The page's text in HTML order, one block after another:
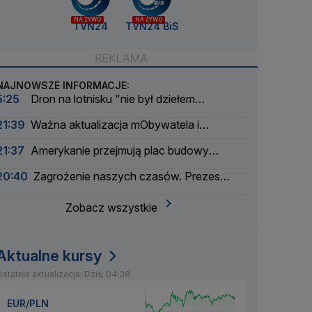
NA ŻYWO
TVN24
NA ŻYWO
TVN24 BiS
INFORMACJE:
Dron na lotnisku "nie był dziełem
Ważna aktualizacja mObywatela i
Amerykanie przejmują plac budowy
Zagrożenie naszych czasów. Prezes
Zobacz wszystkie
kursy
aktualizacja: Dziś, 04:38
EUR/PLN